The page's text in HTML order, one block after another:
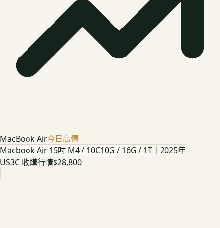
MacBook Air今日高價
Macbook Air 15吋 M4 / 10C10G / 16G / 1T｜2025年
US3C 收購行情$28,800